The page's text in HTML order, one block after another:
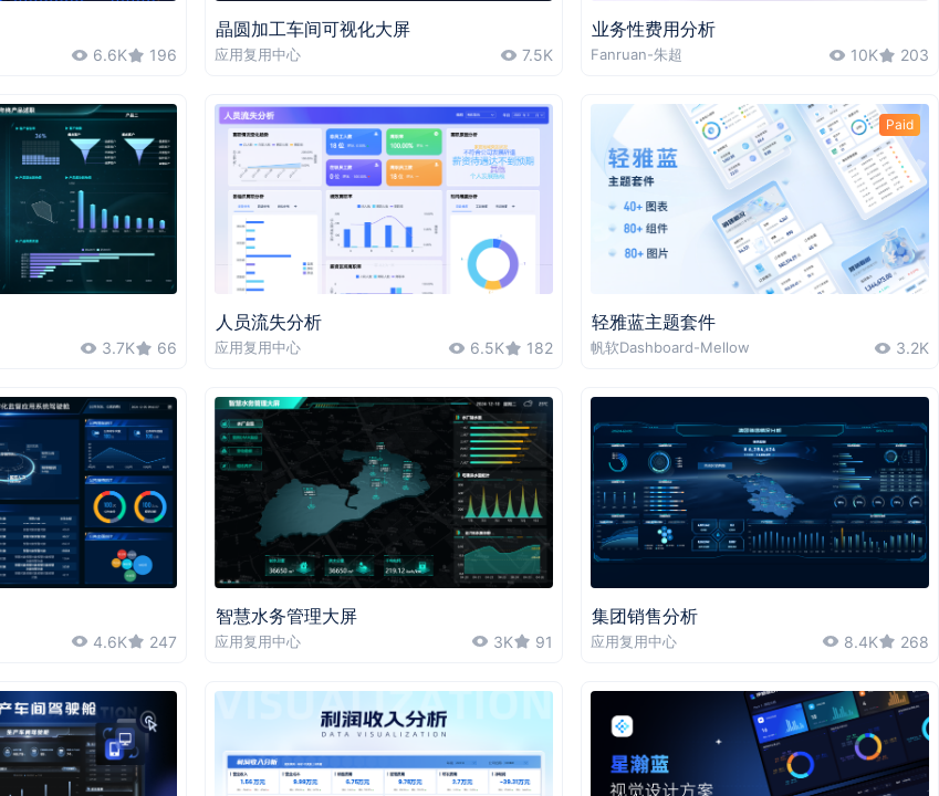
6.6K 196
晶圆加工车间可视化大屏
应用复用中心 7.5K
业务性费用分析
Fanruan-朱超 10K 203
3.7K 66
人员流失分析
应用复用中心 6.5K 182
Paid
轻雅蓝主题套件
帆软Dashboard-Mellow 3.2K
4.6K 247
智慧水务管理大屏
应用复用中心 3K 91
集团销售分析
应用复用中心 8.4K 268